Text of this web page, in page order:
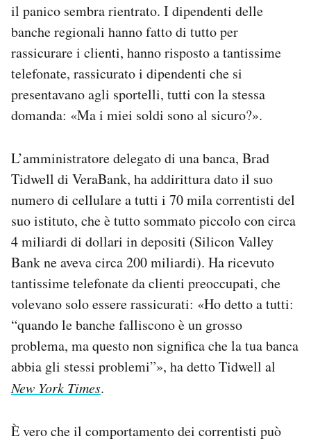
il panico sembra rientrato. I dipendenti delle
banche regionali hanno fatto di tutto per
rassicurare i clienti, hanno risposto a tantissime
telefonate, rassicurato i dipendenti che si
presentavano agli sportelli, tutti con la stessa
domanda: «Ma i miei soldi sono al sicuro?».
L’amministratore delegato di una banca, Brad
Tidwell di VeraBank, ha addirittura dato il suo
numero di cellulare a tutti i 70 mila correntisti del
suo istituto, che è tutto sommato piccolo con circa
4 miliardi di dollari in depositi (Silicon Valley
Bank ne aveva circa 200 miliardi). Ha ricevuto
tantissime telefonate da clienti preoccupati, che
volevano solo essere rassicurati: «Ho detto a tutti:
“quando le banche falliscono è un grosso
problema, ma questo non significa che la tua banca
abbia gli stessi problemi”», ha detto Tidwell al
New York Times.
È vero che il comportamento dei correntisti può